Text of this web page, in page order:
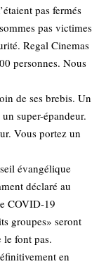
pas fermés
pas victimes
Regal Cinemas
personnes. Nous
de ses brebis. Un
super-épandeur.
Vous portez un
évangélique
déclaré au
COVID-19
groupes» seront
font pas.
en